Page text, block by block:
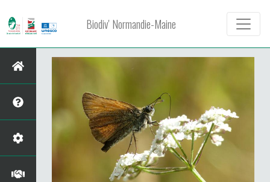
Biodiv' Normandie-Maine